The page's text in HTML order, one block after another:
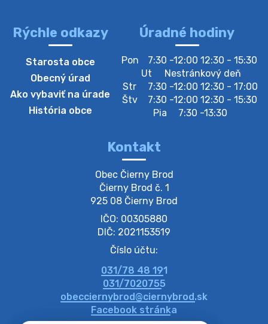
4. augusta 2026 10:05
Zberný dvor-Gyűjtőudvar
Oznamujeme obyvateľom, že v stredu 05. augusta
bude zberný dvor zatvorený. Értesítjük a lakosokat,
hogy szerdán augusztus 05-én a gyűjtőudvar zárva
lesz https://ciernybrod.sk?p=214…
Zber separovaného odpadu plastu-
Szeparált műanya…
Oznamujeme obyvateľom, že v stredu 05. augusta
prebehne zber separovaného odpadu plastu. Prosíme
obyvateľov, aby vrecia s odpadom vyložili pred dom už
večer vopred, nakoľko firma F…
4. augusta 2026 09:51
Oznámenie o plánovanom prerušení dodávky
elektri…
Oznamujeme Vám, že v určitých dňoch bude v
niektorých častiach našej obce plánované prerušenie
Rýchle odkazy
Starosta obce
Obecný úrad
Ako vybaviť na úrade
História obce
Úradné hodiny
Pon
7:30 -12:00 12:30 - 15:30
Ut
Nestránkový deň
Str
7:30 -12:00 12:30 - 17:00
Štv
7:30 -12:00 12:30 - 15:30
Pia
7:30 -13:30
Kontakt
Obec Čierny Brod
Čierny Brod č. 1
925 08 Čierny Brod
IČO: 00305880
DIČ: 2021153519
Číslo účtu:
031/78 48 191
031/7020755
obecciernybrod@ciernybrod.sk
Facebook stránka